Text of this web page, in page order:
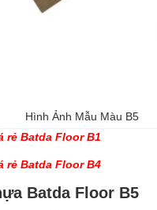
Hình Ảnh Mẫu Màu B5
rẻ Batda Floor B1
rẻ Batda Floor B4
Batda Floor B5